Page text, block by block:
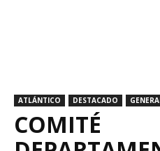
ATLÁNTICO DESTACADO
COMITÉ